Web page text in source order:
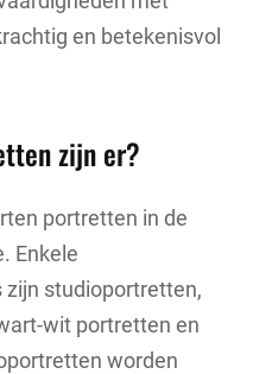
en betekenisvol
zijn er?
portretten in de
Enkele
studioportretten,
wit portretten en
worden